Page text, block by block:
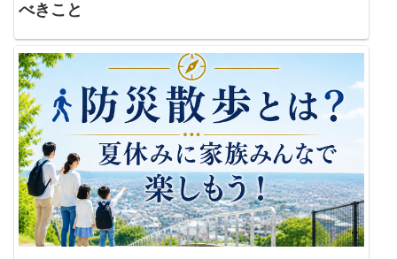
べきこと